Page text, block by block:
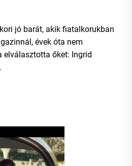
jó barát, akik fiatalkorukban
évek óta nem
elválasztotta őket: Ingrid